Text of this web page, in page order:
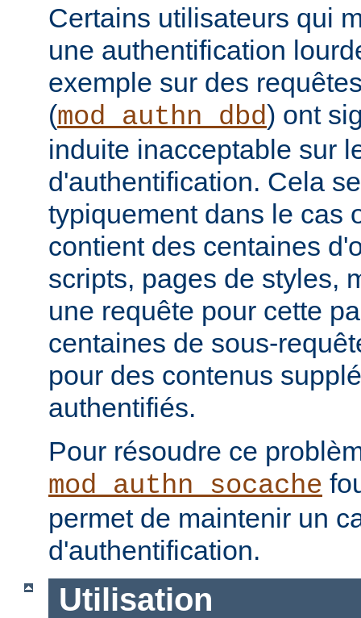
Certains utilisateurs qui
une authentification
exemple sur des
(mod_authn_dbd) ont
induite inacceptable sur
d'authentification. Cela
typiquement dans le cas
contient des centaines
scripts, pages de styles,
une requête pour cette
centaines de sous-
pour des contenus
authentifiés.
Pour résoudre ce
mod_authn_socache
permet de maintenir un
d'authentification.
Utilisation